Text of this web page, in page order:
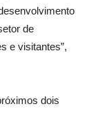
de
e visitantes”,
dois